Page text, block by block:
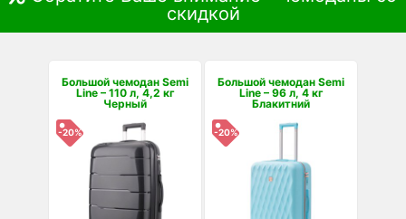
скидкой
Большой чемодан Semi
Line – 110 л, 4,2 кг
Черный
-20%
Большой чемодан Semi
Line – 96 л, 4 кг
Блакитний
-20%